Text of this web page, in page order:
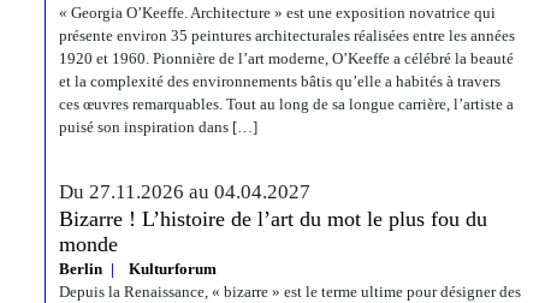
« Georgia O’Keeffe. Architecture » est une exposition novatrice qui
présente environ 35 peintures architecturales réalisées entre les années
1920 et 1960. Pionnière de l’art moderne, O’Keeffe a célébré la beauté
et la complexité des environnements bâtis qu’elle a habités à travers
ces œuvres remarquables. Tout au long de sa longue carrière, l’artiste a
puisé son inspiration dans […]
Du 27.11.2026 au 04.04.2027
Bizarre ! L’histoire de l’art du mot le plus fou du
monde
Berlin
Kulturforum
Depuis la Renaissance, « bizarre » est le terme ultime pour désigner des